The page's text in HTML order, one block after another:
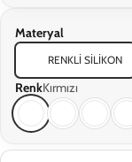
Materyal
RENKLI SILIKON
RenkKırmızı